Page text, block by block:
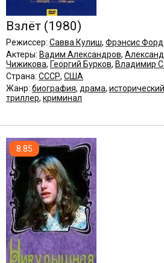
Взлёт (1980)
Режиссер: Савва Кулиш, Фрэнсис
Актеры: Вадим Александров,
Чижикова, Георгий Бурков, Владимир
Страна: СССР, США
Жанр: биография, драма, исторический
триллер, криминал
8.85